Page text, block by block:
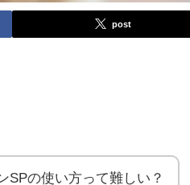
post
SPの使い方って難しい？